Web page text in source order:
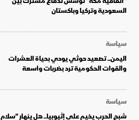
السعودية وتركيا وباكستان
سياسة
اليمن.. تصعيد حوثي يودي بحياة العشرات
والقوات الحكومية ترد بضربات واسعة
سياسة
شبح الحرب يخيم على إثيوبيا.. هل ينهار "سلام